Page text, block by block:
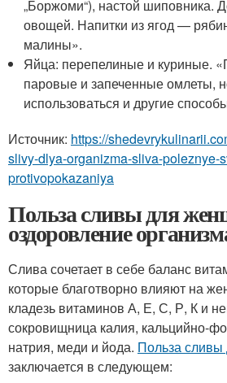
„Боржоми“), настой шиповника.
овощей. Напитки из ягод —
малины».
Яйца: перепелиные и куриные.
паровые и запеченные омлеты,
использоваться и другие
Источник: https://
slivy-dlya-organizma-sliva-poleznye-
protivopokazaniya
Польза сливы для
оздоровление
Слива сочетает в себе баланс
которые благотворно влияют на
кладезь витаминов А, Е, С, Р, К и
сокровищница калия, кальцийно-
натрия, меди и йода. Польза
заключается в следующем: